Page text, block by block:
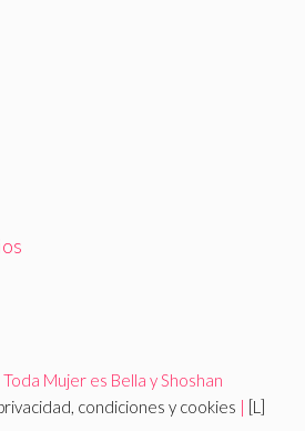
Mujer es Bella y Shoshan
condiciones y cookies | [L]